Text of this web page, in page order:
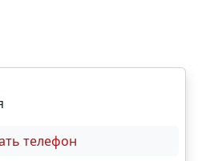
🅿 Собственный
и инфраструктура:
– 2 часа. 🏖 Море и
– 30 мин. 🌁
Выгодные условия
рассрочка от
военная,IT- ипотека; •
телефон